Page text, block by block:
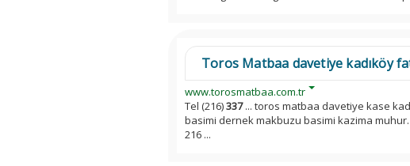
Toros Matbaa davetiye kadıköy
www.torosmatbaa.com.tr
Tel (216)337... toros matbaa davetiye kase
basimi dernek makbuzu basimi kazima
216 ...